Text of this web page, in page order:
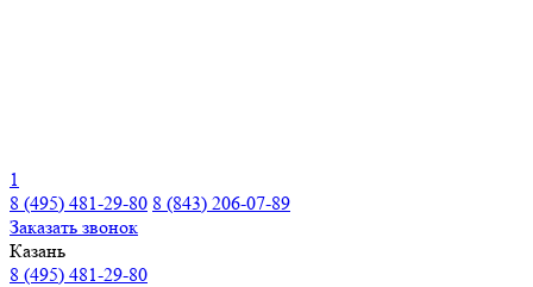
1
8 (495) 481-29-80 8 (843) 206-07-89
Заказать звонок
Казань
8 (495) 481-29-80